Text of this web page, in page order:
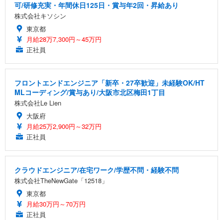
可/研修充実・年間休日125日・賞与年2回・昇給あり
株式会社キソシン
東京都
月給28万7,300円～45万円
正社員
フロントエンドエンジニア「新卒・27卒歓迎」未経験OK/HT
MLコーディング/賞与あり/大阪市北区梅田1丁目
株式会社Le Lien
大阪府
月給25万2,900円～32万円
正社員
クラウドエンジニア/在宅ワーク/学歴不問・経験不問
株式会社TheNewGate「12518」
東京都
月給30万円～70万円
正社員